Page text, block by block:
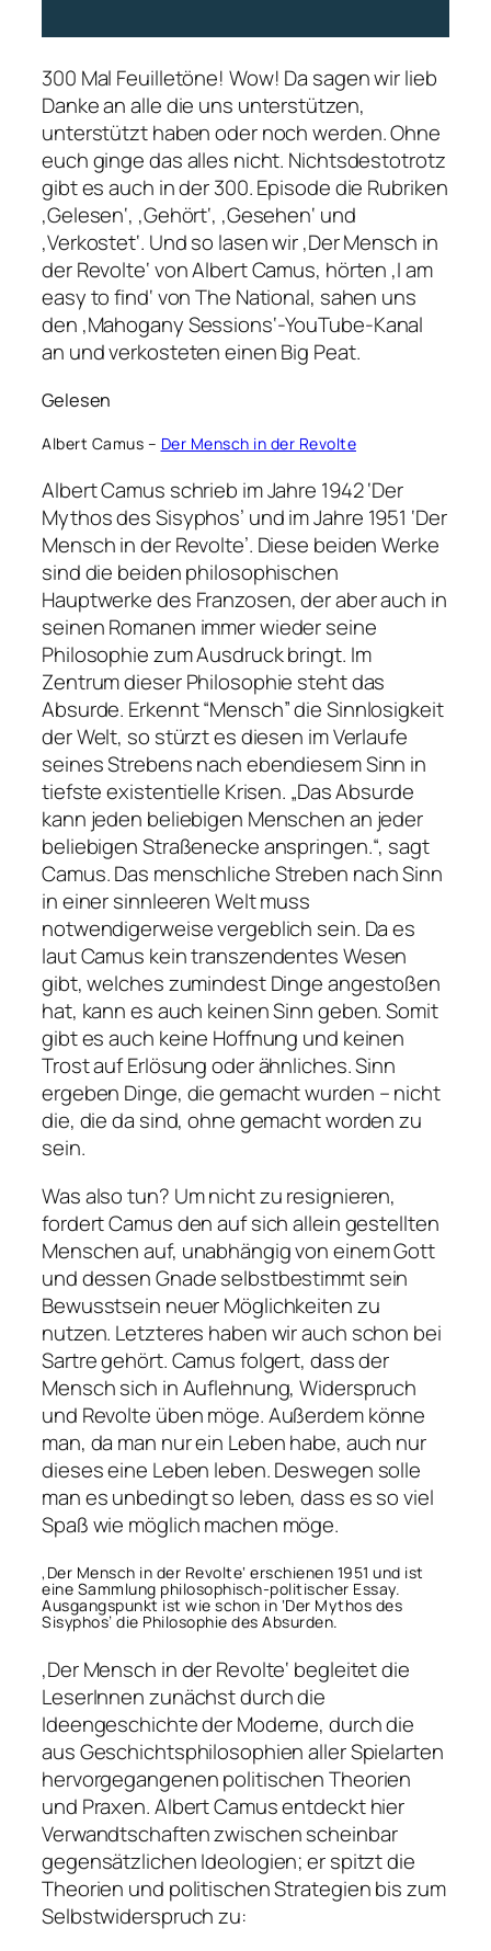
300 Mal Feuilletöne! Wow! Da sagen wir lieb
Danke an alle die uns unterstützen,
unterstützt haben oder noch werden. Ohne
euch ginge das alles nicht. Nichtsdestotrotz
gibt es auch in der 300. Episode die Rubriken
‚Gelesen‘, ‚Gehört‘, ‚Gesehen‘ und
‚Verkostet‘. Und so lasen wir ‚Der Mensch in
der Revolte‘ von Albert Camus, hörten ‚I am
easy to find‘ von The National, sahen uns
den ‚Mahogany Sessions‘-YouTube-Kanal
an und verkosteten einen Big Peat.
Gelesen
Albert Camus – Der Mensch in der Revolte
Albert Camus schrieb im Jahre 1942 ‘Der
Mythos des Sisyphos’ und im Jahre 1951 ‘Der
Mensch in der Revolte’. Diese beiden Werke
sind die beiden philosophischen
Hauptwerke des Franzosen, der aber auch in
seinen Romanen immer wieder seine
Philosophie zum Ausdruck bringt. Im
Zentrum dieser Philosophie steht das
Absurde. Erkennt “Mensch” die Sinnlosigkeit
der Welt, so stürzt es diesen im Verlaufe
seines Strebens nach ebendiesem Sinn in
tiefste existentielle Krisen. „Das Absurde
kann jeden beliebigen Menschen an jeder
beliebigen Straßenecke anspringen.“, sagt
Camus. Das menschliche Streben nach Sinn
in einer sinnleeren Welt muss
notwendigerweise vergeblich sein. Da es
laut Camus kein transzendentes Wesen
gibt, welches zumindest Dinge angestoßen
hat, kann es auch keinen Sinn geben. Somit
gibt es auch keine Hoffnung und keinen
Trost auf Erlösung oder ähnliches. Sinn
ergeben Dinge, die gemacht wurden – nicht
die, die da sind, ohne gemacht worden zu
sein.
Was also tun? Um nicht zu resignieren,
fordert Camus den auf sich allein gestellten
Menschen auf, unabhängig von einem Gott
und dessen Gnade selbstbestimmt sein
Bewusstsein neuer Möglichkeiten zu
nutzen. Letzteres haben wir auch schon bei
Sartre gehört. Camus folgert, dass der
Mensch sich in Auflehnung, Widerspruch
und Revolte üben möge. Außerdem könne
man, da man nur ein Leben habe, auch nur
dieses eine Leben leben. Deswegen solle
man es unbedingt so leben, dass es so viel
Spaß wie möglich machen möge.
‚Der Mensch in der Revolte‘ erschienen 1951 und ist
eine Sammlung philosophisch-politischer Essay.
Ausgangspunkt ist wie schon in ‘Der Mythos des
Sisyphos’ die Philosophie des Absurden.
‚Der Mensch in der Revolte‘ begleitet die
LeserInnen zunächst durch die
Ideengeschichte der Moderne, durch die
aus Geschichtsphilosophien aller Spielarten
hervorgegangenen politischen Theorien
und Praxen. Albert Camus entdeckt hier
Verwandtschaften zwischen scheinbar
gegensätzlichen Ideologien; er spitzt die
Theorien und politischen Strategien bis zum
Selbstwiderspruch zu: